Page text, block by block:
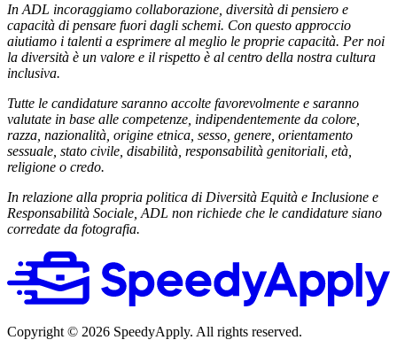
In ADL incoraggiamo collaborazione, diversità di pensiero e
capacità di pensare fuori dagli schemi. Con questo approccio
aiutiamo i talenti a esprimere al meglio le proprie capacità. Per noi
la diversità è un valore e il rispetto è al centro della nostra cultura
inclusiva.
Tutte le candidature saranno accolte favorevolmente e saranno
valutate in base alle competenze, indipendentemente da colore,
razza, nazionalità, origine etnica, sesso, genere, orientamento
sessuale, stato civile, disabilità, responsabilità genitoriali, età,
religione o credo.
In relazione alla propria politica di Diversità Equità e Inclusione e
Responsabilità Sociale, ADL non richiede che le candidature siano
corredate da fotografia.
Copyright © 2026 SpeedyApply. All rights reserved.